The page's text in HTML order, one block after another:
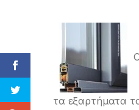
τα εξαρτήματα